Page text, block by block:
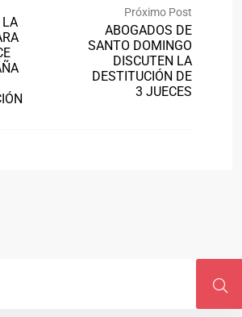
LA
Próximo Post
ABOGADOS DE
SANTO DOMINGO
DISCUTEN LA
DESTITUCIÓN DE
3 JUECES